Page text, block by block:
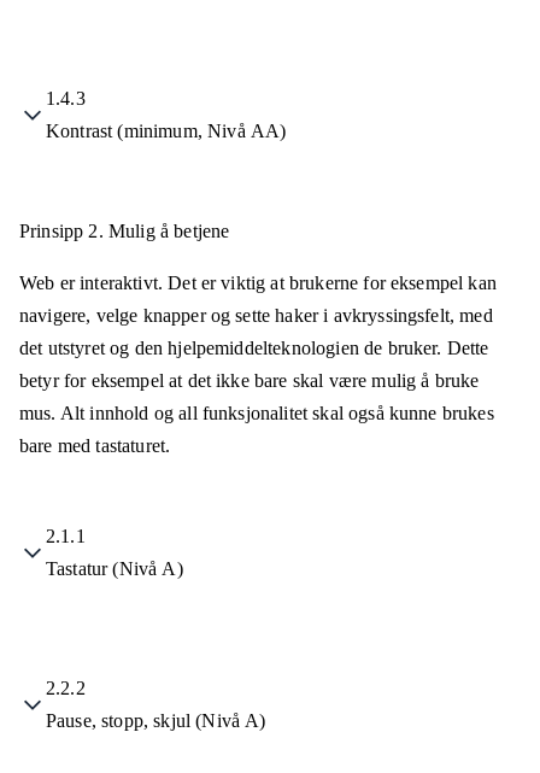
1.4.3
Kontrast (minimum, Nivå AA)
Prinsipp 2. Mulig å betjene
Web er interaktivt. Det er viktig at brukerne for eksempel kan
navigere, velge knapper og sette haker i avkryssingsfelt, med
det utstyret og den hjelpemiddelteknologien de bruker. Dette
betyr for eksempel at det ikke bare skal være mulig å bruke
mus. Alt innhold og all funksjonalitet skal også kunne brukes
bare med tastaturet.
2.1.1
Tastatur (Nivå A)
2.2.2
Pause, stopp, skjul (Nivå A)